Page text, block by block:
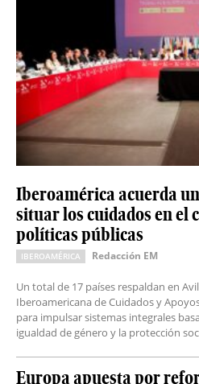
Iberoamérica acuerda
situar los cuidados en el
políticas públicas
IBEROAMÉRICA Redacción EM
Un total de 17 países respaldan en
Iberoamericana de Cuidados y
para impulsar sistemas integrales
igualdad de género y la protección
Europa apuesta por